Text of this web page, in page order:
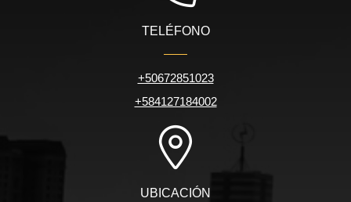
TELÉFONO
+50672851023
+584127184002
UBICACIÓN